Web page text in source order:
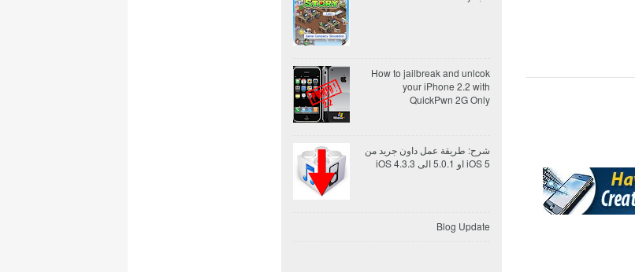
How to jailbreak and unlcok
your iPhone 2.2 with
QuickPwn 2G Only
شرح: طريقة عمل داون جريد من
iOS 5 او 5.0.1 الى iOS 4.3.3
Blog Update